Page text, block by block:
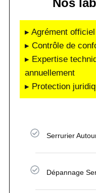
Nos
▸ Agrément
▸ Contrôle de
▸ Expertise
annuellement
▸ Protection
Serrurier
Dépannage